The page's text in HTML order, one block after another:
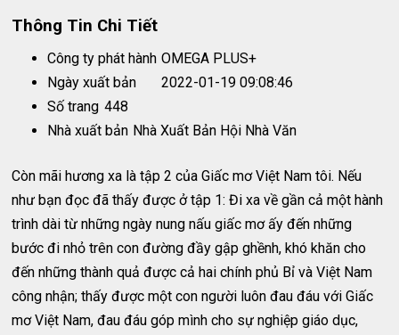
Thông Tin Chi Tiết
Công ty phát hành OMEGA PLUS+
Ngày xuất bản
2022-01-19 09:08:46
Số trang 448
Nhà xuất bản Nhà Xuất Bản Hội Nhà Văn
Còn mãi hương xa là tập 2 của Giấc mơ Việt Nam tôi. Nếu
như bạn đọc đã thấy được ở tập 1: Đi xa về gần cả một hành
trình dài từ những ngày nung nấu giấc mơ ấy đến những
bước đi nhỏ trên con đường đầy gập ghềnh, khó khăn cho
đến những thành quả được cả hai chính phủ Bỉ và Việt Nam
công nhận; thấy được một con người luôn đau đáu với Giấc
mơ Việt Nam, đau đáu góp mình cho sự nghiệp giáo dục,